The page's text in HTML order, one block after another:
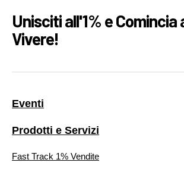
Unisciti all'1% e Comincia
Vivere!
Eventi
Prodotti e Servizi
Fast Track 1% Vendite